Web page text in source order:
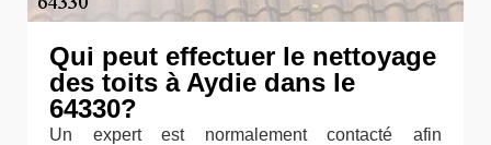
Qui peut effectuer le nettoyage
des toits à Aydie dans le
64330?
Un expert est normalement contacté afin